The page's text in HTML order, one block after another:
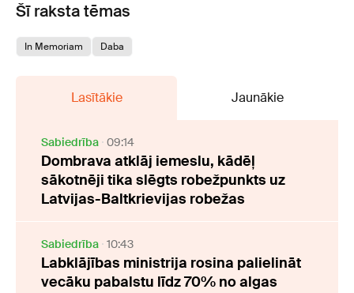
Šī raksta tēmas
In Memoriam Daba
Lasītākie Jaunākie
Sabiedrība 09:14
Dombrava atklāj iemeslu, kādēļ
sākotnēji tika slēgts robežpunkts uz
Latvijas-Baltkrievijas robežas
Sabiedrība 10:43
Labklājības ministrija rosina palielināt
vecāku pabalstu līdz 70% no algas